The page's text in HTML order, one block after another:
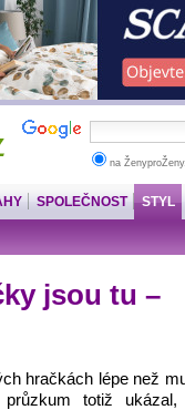
na
SPOLEČNOST STYL
jsou tu –
hračkách lépe než
totiž